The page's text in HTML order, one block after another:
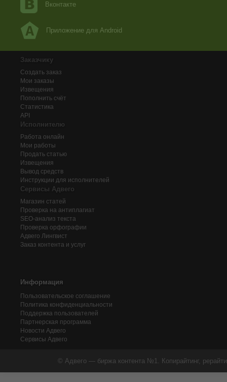
Вконтакте
Приложение для Android
Заказчику
Создать заказ
Мои заказы
Извещения
Пополнить счёт
Статистика
API
Исполнителю
Работа онлайн
Мои работы
Продать статью
Извещения
Вывод средств
Инструкции для исполнителей
Сервисы Адвего
Магазин статей
Проверка на антиплагиат
SEO-анализ текста
Проверка орфографии
Адвего Лингвист
Заказ контента и услуг
Информация
Пользовательское соглашение
Политика конфиденциальности
Поддержка пользователей
Партнерская программа
Новости Адвего
Сервисы Адвего
© Адвего — биржа контента №1. Копирайтинг,